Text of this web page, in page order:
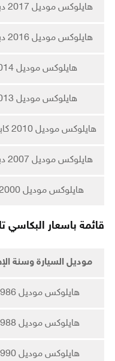
هايلوكس موديل 2017 دبل كاب
هايلوكس موديل 2016 دبل كاب
هايلوكس موديل 2014
هايلوكس موديل 2013
هايلوكس موديل 2010 كابين واحد
هايلوكس موديل 2007 دبل كاب
هايلوكس موديل 2000 دبل
قائمة باسعار البكاسي
موديل السيارة وسنة
هايلوكس موديل 1986
هايلوكس موديل 1988
هايلوكس موديل 1990